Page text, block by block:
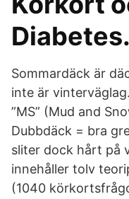
Sommardäck är
inte är
”MS” (Mud and
Dubbdäck = bra
sliter dock hårt på
innehåller tolv
(1040